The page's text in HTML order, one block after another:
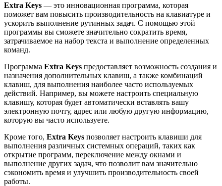
Extra Keys — это инновационная программа, которая
поможет вам повысить производительность на клавиатуре и
ускорить выполнение рутинных задач. С помощью этой
программы вы сможете значительно сократить время,
затрачиваемое на набор текста и выполнение определенных
команд.
Программа Extra Keys предоставляет возможность создания и
назначения дополнительных клавиш, а также комбинаций
клавиш, для выполнения наиболее часто используемых
действий. Например, вы можете настроить специальную
клавишу, которая будет автоматически вставлять вашу
электронную почту, адрес или любую другую информацию,
которую вы часто используете.
Кроме того, Extra Keys позволяет настроить клавиши для
выполнения различных системных операций, таких как
открытие программ, переключение между окнами и
выполнение других задач, что позволит вам значительно
сэкономить время и улучшить производительность своей
работы.